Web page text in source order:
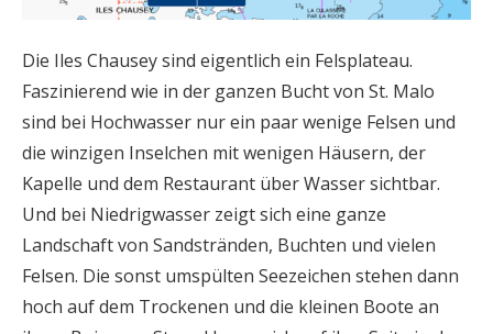
Die Iles Chausey sind eigentlich ein Felsplateau.
Faszinierend wie in der ganzen Bucht von St. Malo
sind bei Hochwasser nur ein paar wenige Felsen und
die winzigen Inselchen mit wenigen Häusern, der
Kapelle und dem Restaurant über Wasser sichtbar.
Und bei Niedrigwasser zeigt sich eine ganze
Landschaft von Sandstränden, Buchten und vielen
Felsen. Die sonst umspülten Seezeichen stehen dann
hoch auf dem Trockenen und die kleinen Boote an